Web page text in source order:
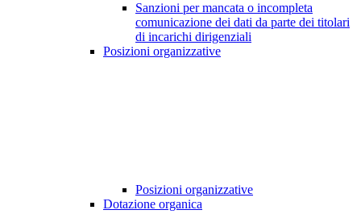
Sanzioni per mancata o incompleta
comunicazione dei dati da parte dei titolari
di incarichi dirigenziali
Posizioni organizzative
Posizioni organizzative
Dotazione organica